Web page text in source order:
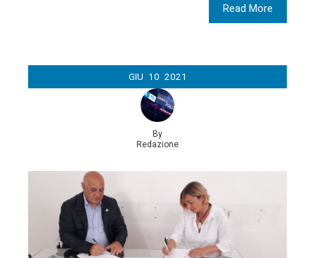
Read More
GIU 10 2021
By
Redazione